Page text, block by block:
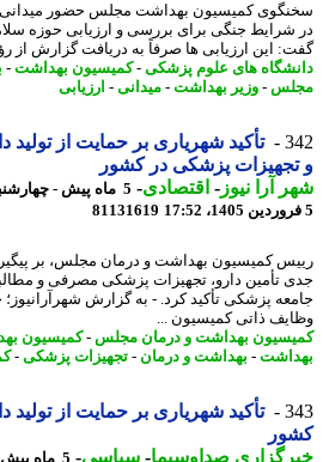
کمیسیون بهداشت مجلس حضور میدانی
جنگی برای بررسی و ارزیابی حوزه سلامت
این ارزیابی ها صرفاً به دریافت گزارش از
های علوم پزشکی-کمیسیون بهداشت -
-وزیر بهداشت -میدانی- ارزیابی
تأکید شهریاری بر حمایت از تولید دارو
پزشکی در کشور
آرا نیوز-اقتصادی- 5 ماه پیش - چهارشنبه
81131619
کمیسیون بهداشت و درمان مجلس، بر پیگیری
تأمین دارو، تجهیزات پزشکی مصرفی و مطالبات
پزشکی تأکید کرد. - به گزارش شهرآرانیوز؛
ذاتی کمیسیون ...
بهداشت و درمان مجلس-کمیسیون
-بهداشت و درمان -تجهیزات پزشکی-
تأکید شهریاری بر حمایت از تولید
صداوسیما-سیاسی-